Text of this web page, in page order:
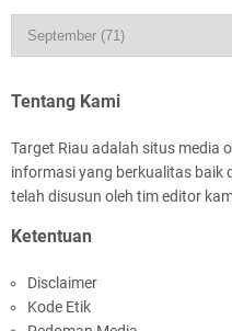
HUT IBI Ke-75, Bupati
2045
Meranti
Green Policing Menguat
Tentang Kami
Target Riau adalah situs media
informasi yang berkualitas baik
telah disusun oleh tim editor
Ketentuan
Disclaimer
Kode Etik